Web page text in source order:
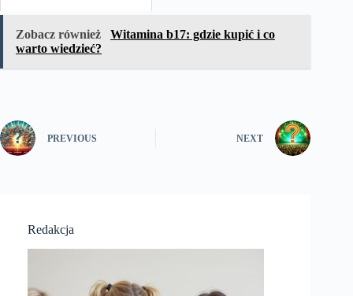
Zobacz również
Witamina b17: gdzie kupić i co
warto wiedzieć?
PREVIOUS NEXT
Redakcja